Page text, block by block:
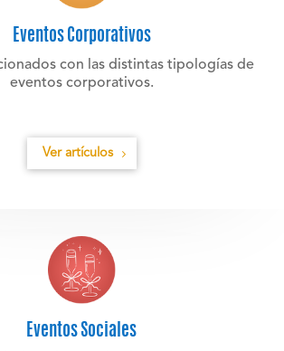
Eventos Corporativos
con las distintas tipologías de
eventos corporativos.
Ver artículos
Eventos Sociales